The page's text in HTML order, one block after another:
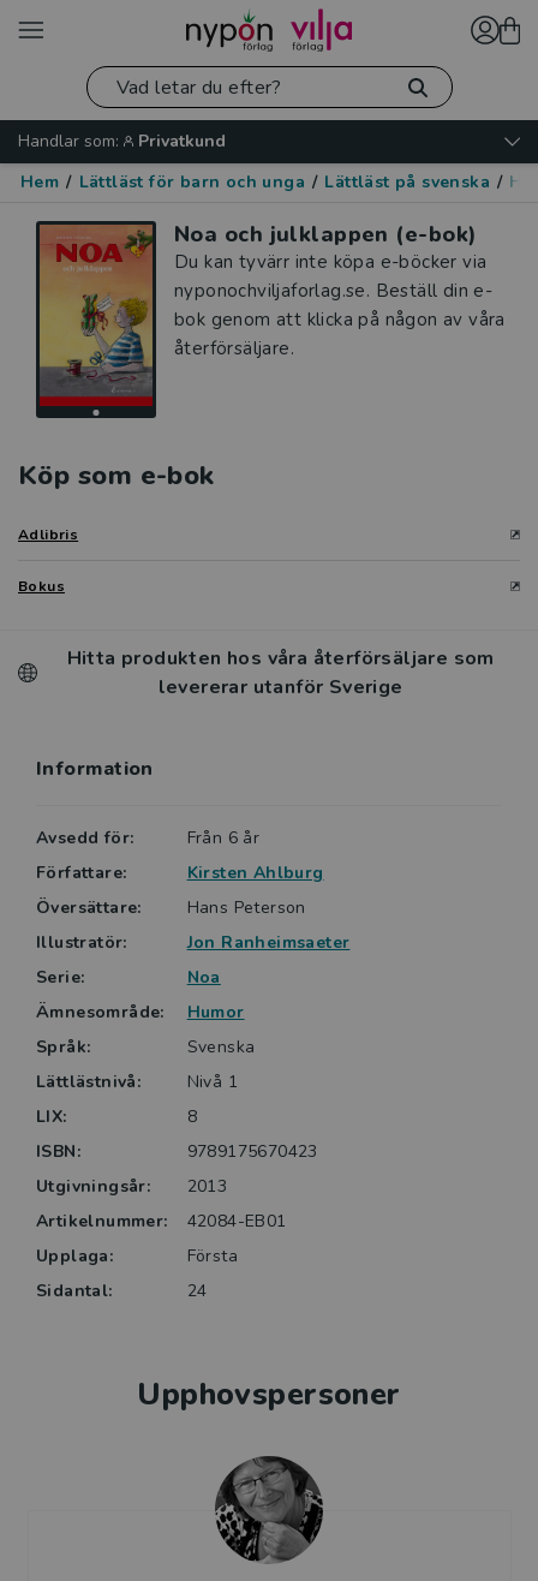
Handlar som:
Privatkund
Hem / Lättläst för barn och unga / Lättläst på svenska /
Noa och julklappen (e-bok)
Du kan tyvärr inte köpa e-böcker via
nyponochviljaforlag.se. Beställ din e-
bok genom att klicka på någon av våra
återförsäljare.
Köp som e-bok
Adlibris
Bokus
Hitta produkten hos våra återförsäljare som
levererar utanför Sverige
Information
Avsedd för:
Från 6 år
Författare:
Kirsten Ahlburg
Översättare:
Hans Peterson
Illustratör:
Jon Ranheimsaeter
Serie:
Noa
Ämnesområde:
Humor
Språk:
Svenska
Lättlästnivå:
Nivå 1
LIX:
8
ISBN:
9789175670423
Utgivningsår:
2013
Artikelnummer:
42084-EB01
Upplaga:
Första
Sidantal:
24
Upphovspersoner